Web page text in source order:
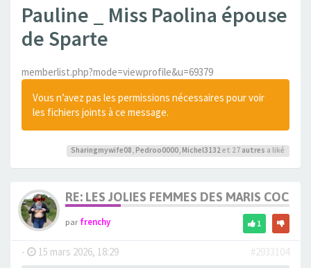
Pauline _ Miss Paolina épouse
de Sparte
memberlist.php?mode=viewprofile&u=69379
Vous n’avez pas les permissions nécessaires pour voir
les fichiers joints à ce message.
Sharingmywife08, Pedroo0000, Michel3132et 27 autres a liké
RE: LES JOLIES FEMMES DES MARIS COCUS
parfrenchy 1
- 15 mars 2026, 18:29
#2933104